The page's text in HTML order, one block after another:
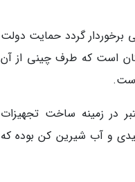
گردد حمایت دولت
یافته و معافیت مالیاتی 13 ساله این شهرستان است که طرف چینی از آن
در زمینه ساخت تجهیزات
و آب شیرین کن بوده که